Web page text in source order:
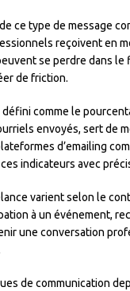
ce type de message
reçoivent en
se perdre dans le
de friction.
défini comme le
envoyés, sert de
d’emailing
indicateurs avec
varient selon le
à un événement,
une conversation
de communication